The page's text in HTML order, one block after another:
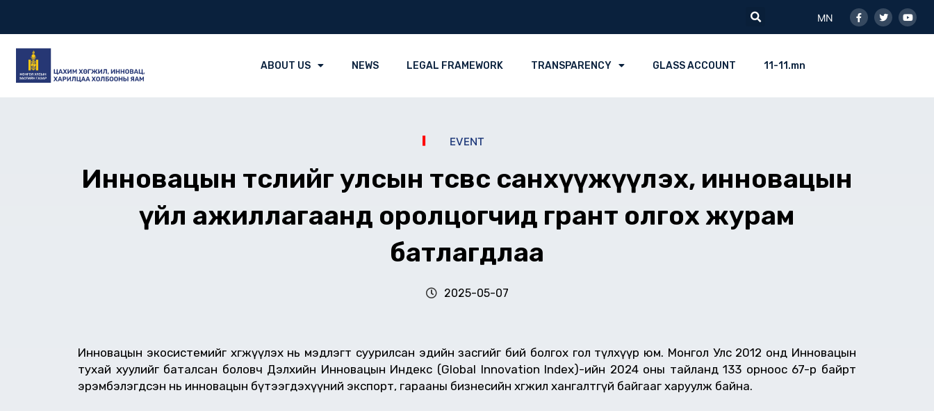
Search
MN
f
ABOUT US NEWS LEGAL FRAMEWORK TRANSPARENCY GLASS ACCOUNT 11-11.mn
EVENT
Инновацын төслийг улсын төсвөөс санхүүжүүлэх, инновацын
үйл ажиллагаанд оролцогчид грант олгох журам
батлагдлаа
2025-05-07
Инновацын экосистемийг хөгжүүлэх нь мэдлэгт суурилсан эдийн засгийг бий болгох гол түлхүүр юм. Монгол Улс 2012 онд Инновацын
тухай хуулийг баталсан боловч Дэлхийн Инновацын Индекс (Global Innovation Index)-ийн 2024 оны тайланд 133 орноос 67-р байрт
эрэмбэлэгдсэн нь инновацын бүтээгдэхүүний экспорт, гарааны бизнесийн хөгжил хангалтгүй байгааг харуулж байна.